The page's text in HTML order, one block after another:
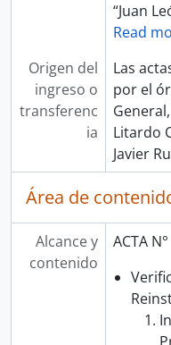
“Juan
Read
Origen del
ingreso o
transferenc
ia
Las
por el
Litardo
Javier
Área de
Alcance y
contenido
ACTA